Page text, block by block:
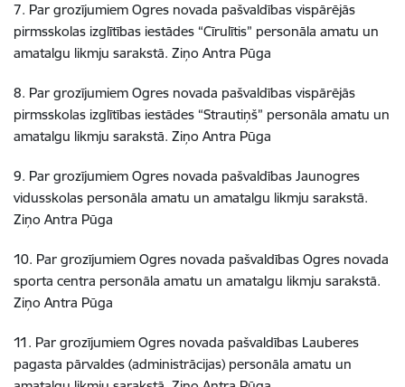
7. Par grozījumiem Ogres novada pašvaldības vispārējās
pirmsskolas izglītības iestādes “Cīrulītis” personāla amatu un
amatalgu likmju sarakstā. Ziņo Antra Pūga
8. Par grozījumiem Ogres novada pašvaldības vispārējās
pirmsskolas izglītības iestādes “Strautiņš” personāla amatu un
amatalgu likmju sarakstā. Ziņo Antra Pūga
9. Par grozījumiem Ogres novada pašvaldības Jaunogres
vidusskolas personāla amatu un amatalgu likmju sarakstā.
Ziņo Antra Pūga
10. Par grozījumiem Ogres novada pašvaldības Ogres novada
sporta centra personāla amatu un amatalgu likmju sarakstā.
Ziņo Antra Pūga
11. Par grozījumiem Ogres novada pašvaldības Lauberes
pagasta pārvaldes (administrācijas) personāla amatu un